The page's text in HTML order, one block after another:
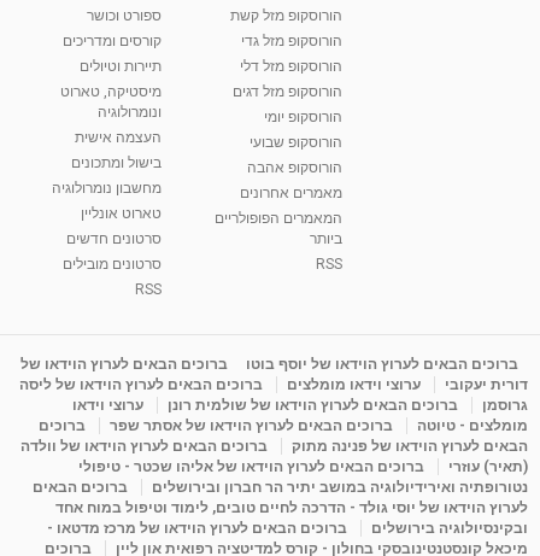
01:37
2,734 צפיות
01:46
רנה רז-גילו -טיפול אנרגטי ויעוץ רוחני - נומרולוגית
2,309 צפיות
05:37
סודות בתאריך הלידה, משמעות חודש הלידה -
ינואר זינה ליבשיץ נומרולוגית
ליסה גרוסמן - המרכז לאימון התנהגותי - קשב
09:12
מדיטציה בדמיון מודרך - היכרות עם האני הפנימי
מאת admin 11 שנים 3,644 צפיות
פנינה מתוק - מרכז "נתיב הלב" בהרצליה-
מדיטציה-התחדשות
Shahar-vod
הורוסקופ מזל קשת
הורוסקופ מזל גדי
הורוסקופ מזל דלי
הורוסקופ מזל דגים
הורוסקופ יומי
הורוסקופ שבועי
הורוסקופ אהבה
מאמרים אחרונים
המאמרים הפופולריים
ביותר
RSS
ספורט וכושר
קורסים ומדריכים
תיירות וטיולים
מיסטיקה, טארוט
ונומרולוגיה
העצמה אישית
בישול ומתכונים
מחשבון נומרולוגיה
טארוט אונליין
סרטונים חדשים
סרטונים מובילים
RSS
ברוכים הבאים לערוץ הוידאו של יוסף בוטו
ברוכים הבאים לערוץ הוידאו של
דורית יעקובי
ערוצי וידאו מומלצים
ברוכים הבאים לערוץ הוידאו של ליסה
גרוסמן
ברוכים הבאים לערוץ הוידאו של שולמית רונן
ערוצי וידאו
מומלצים - טיוטה
ברוכים הבאים לערוץ הוידאו של אסתר שפר
ברוכים
הבאים לערוץ הוידאו של פנינה מתוק
ברוכים הבאים לערוץ הוידאו של וולדה
(תאיר) עוזרי
ברוכים הבאים לערוץ הוידאו של אליהו שכטר - טיפולי
נטורופתיה ואירידיולוגיה במושב יתיר הר חברון ובירושלים
ברוכים הבאים
לערוץ הוידאו של יוסי גולד - הדרכה לחיים טובים, לימוד וטיפול במוח אחד
ובקינסיולוגיה בירושלים
ברוכים הבאים לערוץ הוידאו של מרכז מדטאו -
מיכאל קונסטנטינובסקי בחולון - קורס למדיטציה רפואית און ליין
ברוכים